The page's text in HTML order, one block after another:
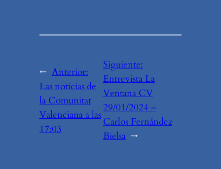
← Anterior:
Las noticias de
la Comunitat
Valenciana a las
17:03
Siguiente:
Entrevista La
Ventana CV
29/01/2024 –
Carlos Fernández
Bielsa →